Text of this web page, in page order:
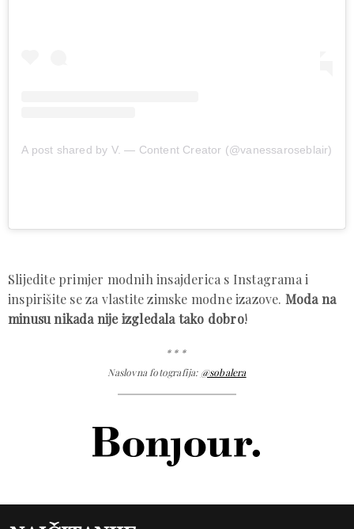
A post shared by V. — Content Creator (@vanessaroseblair)
Slijedite primjer modnih insajderica s Instagrama i
inspirišite se za vlastite zimske modne izazove. Moda na
minusu nikada nije izgledala tako dobro!
* * *
Naslovna fotografija: @sobalera